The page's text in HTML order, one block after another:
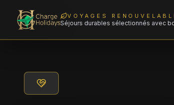
VOYAGES
Séjours durables sélectionnés avec